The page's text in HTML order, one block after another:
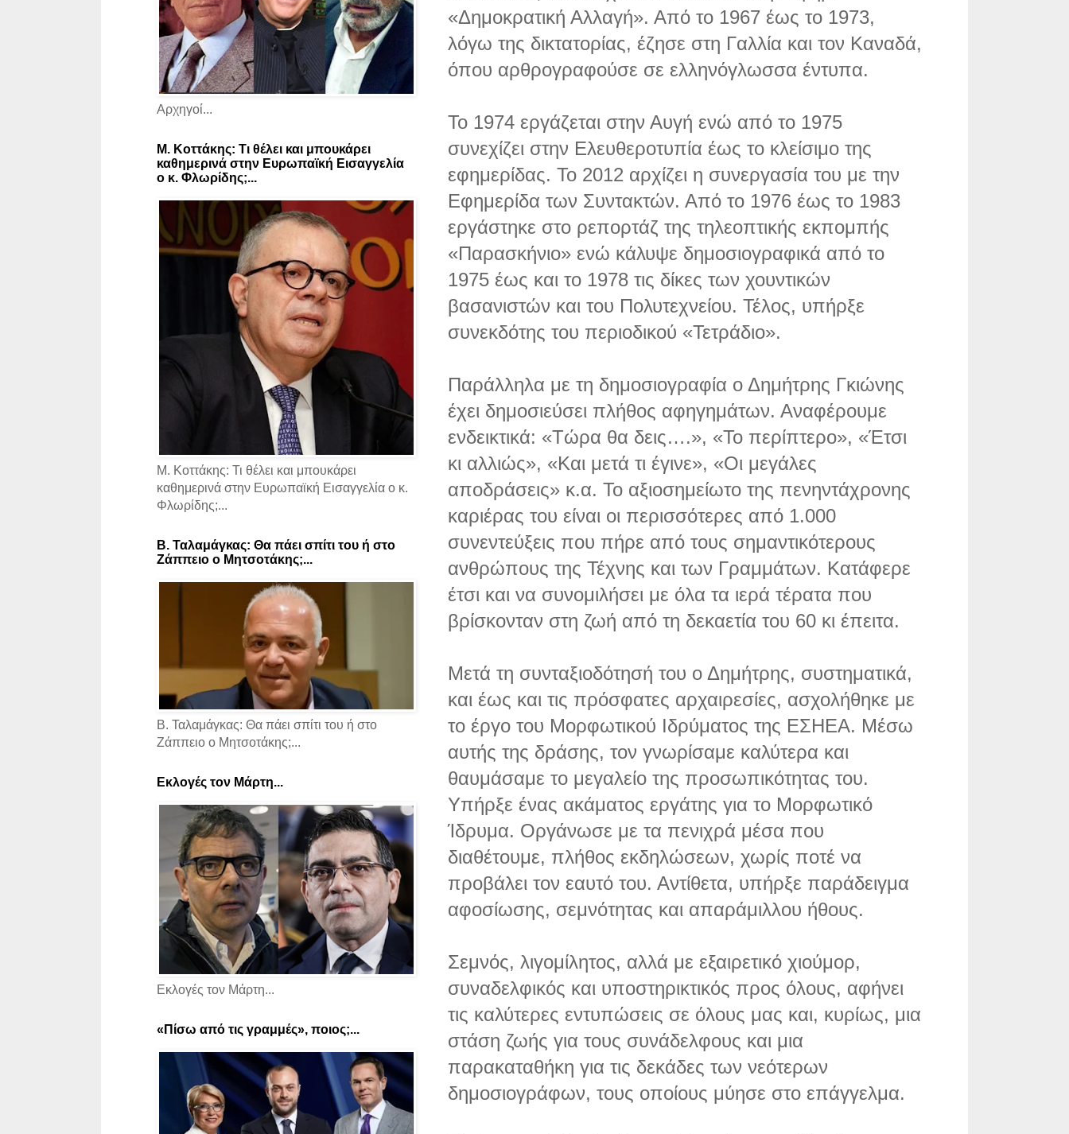
«Δημοκρατική Αλλαγή». Από το 1967 έως το 1973,
λόγω της δικτατορίας, έζησε στη Γαλλία και τον Καναδά,
όπου αρθρογραφούσε σε ελληνόγλωσσα έντυπα.
Το 1974 εργάζεται στην Αυγή ενώ από το 1975
συνεχίζει στην Ελευθεροτυπία έως το κλείσιμο της
εφημερίδας. Το 2012 αρχίζει η συνεργασία του με την
Εφημερίδα των Συντακτών. Από το 1976 έως το 1983
εργάστηκε στο ρεπορτάζ της τηλεοπτικής εκπομπής
«Παρασκήνιο» ενώ κάλυψε δημοσιογραφικά από το
1975 έως και το 1978 τις δίκες των χουντικών
βασανιστών και του Πολυτεχνείου. Τέλος, υπήρξε
συνεκδότης του περιοδικού «Τετράδιο».
Παράλληλα με τη δημοσιογραφία ο Δημήτρης Γκιώνης
έχει δημοσιεύσει πλήθος αφηγημάτων. Αναφέρουμε
ενδεικτικά: «Τώρα θα δεις….», «Το περίπτερο», «Έτσι
κι αλλιώς», «Και μετά τι έγινε», «Οι μεγάλες
αποδράσεις» κ.α. Το αξιοσημείωτο της πενηντάχρονης
καριέρας του είναι οι περισσότερες από 1.000
συνεντεύξεις που πήρε από τους σημαντικότερους
ανθρώπους της Τέχνης και των Γραμμάτων. Κατάφερε
έτσι και να συνομιλήσει με όλα τα ιερά τέρατα που
βρίσκονταν στη ζωή από τη δεκαετία του 60 κι έπειτα.
Μετά τη συνταξιοδότησή του ο Δημήτρης, συστηματικά,
και έως και τις πρόσφατες αρχαιρεσίες, ασχολήθηκε με
το έργο του Μορφωτικού Ιδρύματος της ΕΣΗΕΑ. Μέσω
αυτής της δράσης, τον γνωρίσαμε καλύτερα και
θαυμάσαμε το μεγαλείο της προσωπικότητας του.
Υπήρξε ένας ακάματος εργάτης για το Μορφωτικό
Ίδρυμα. Οργάνωσε με τα πενιχρά μέσα που
διαθέτουμε, πλήθος εκδηλώσεων, χωρίς ποτέ να
προβάλει τον εαυτό του. Αντίθετα, υπήρξε παράδειγμα
αφοσίωσης, σεμνότητας και απαράμιλλου ήθους.
Σεμνός, λιγομίλητος, αλλά με εξαιρετικό χιούμορ,
συναδελφικός και υποστηρικτικός προς όλους, αφήνει
τις καλύτερες εντυπώσεις σε όλους μας και, κυρίως, μια
στάση ζωής για τους συνάδελφους και μια
παρακαταθήκη για τις δεκάδες των νεότερων
δημοσιογράφων, τους οποίους μύησε στο επάγγελμα.
Αρχηγοί...
Μ. Κοττάκης: Τι θέλει και μπουκάρει
καθημερινά στην Ευρωπαϊκή Εισαγγελία
ο κ. Φλωρίδης;...
Μ. Κοττάκης: Τι θέλει και μπουκάρει
καθημερινά στην Ευρωπαϊκή Εισαγγελία ο κ.
Φλωρίδης;...
Β. Ταλαμάγκας: Θα πάει σπίτι του ή στο
Ζάππειο ο Μητσοτάκης;...
Β. Ταλαμάγκας: Θα πάει σπίτι του ή στο
Ζάππειο ο Μητσοτάκης;...
Εκλογές τον Μάρτη...
Εκλογές τον Μάρτη...
«Πίσω από τις γραμμές», ποιος;...